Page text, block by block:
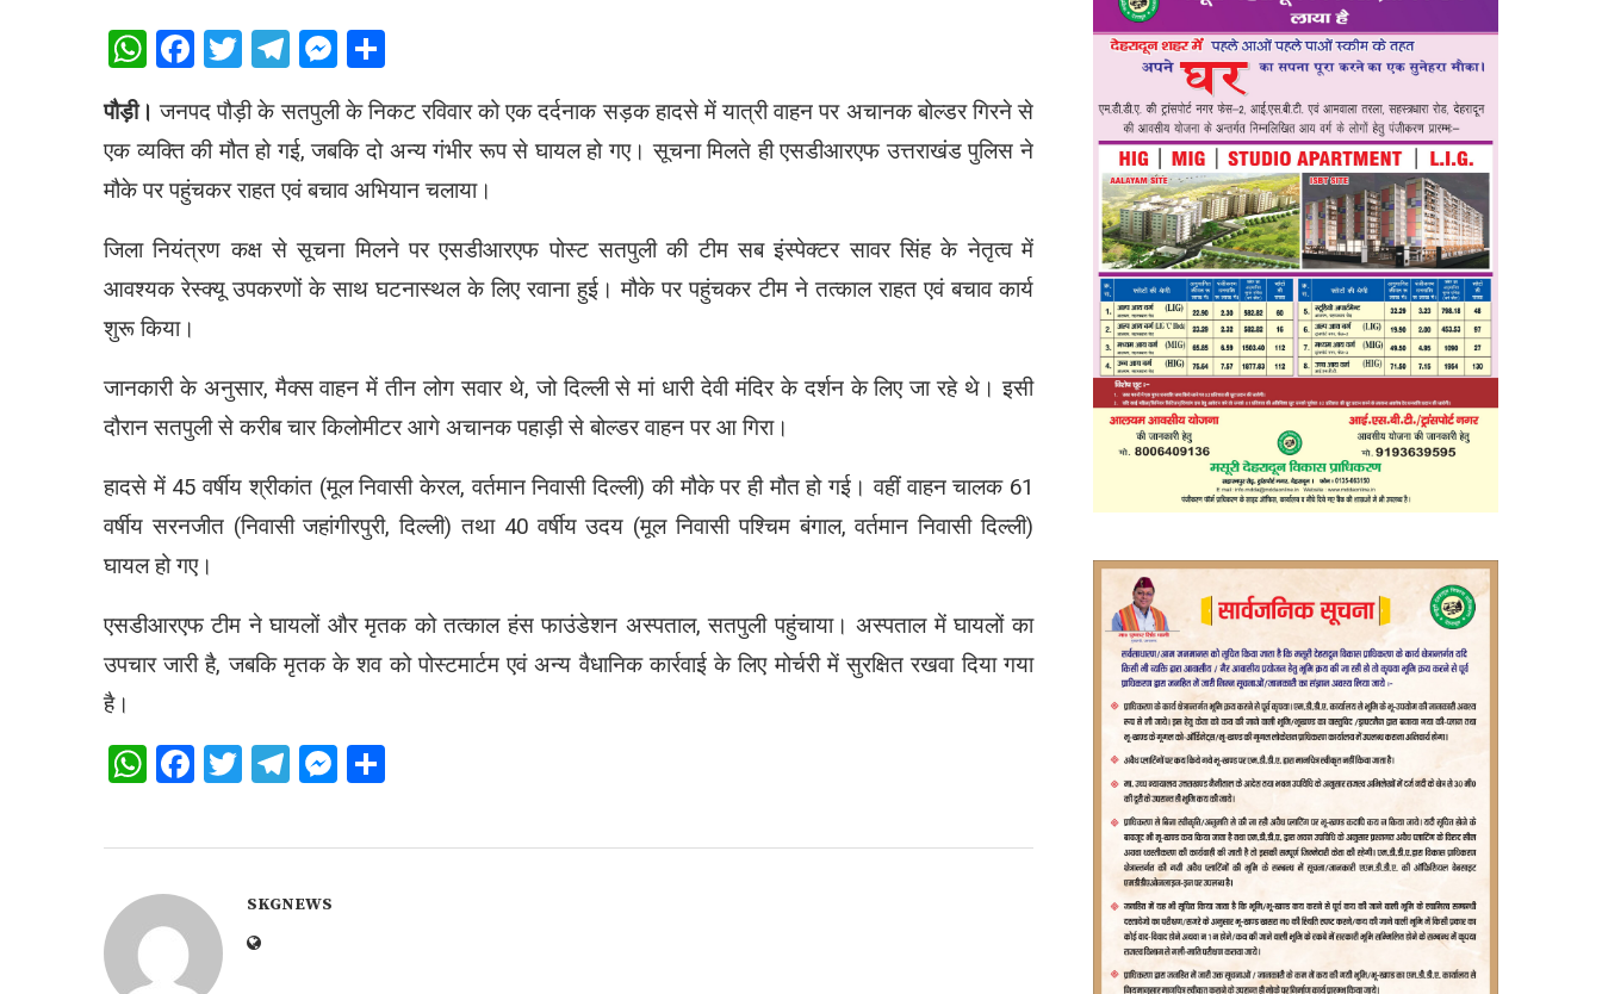
WhatsApp
Facebook
Twitter
Telegram
Messenger
पौड़ी।जनपद पौड़ी के सतपुली के निकट रविवार को एक दर्दनाक सड़क हादसे में यात्री वाहन पर अचानक बोल्डर गिरने से
एक व्यक्ति की मौत हो गई, जबकि दो अन्य गंभीर रूप से घायल हो गए। सूचना मिलते ही एसडीआरएफ उत्तराखंड पुलिस ने
मौके पर पहुंचकर राहत एवं बचाव अभियान चलाया।
जिला नियंत्रण कक्ष से सूचना मिलने पर एसडीआरएफ पोस्ट सतपुली की टीम सब इंस्पेक्टर सावर सिंह के नेतृत्व में
आवश्यक रेस्क्यू उपकरणों के साथ घटनास्थल के लिए रवाना हुई। मौके पर पहुंचकर टीम ने तत्काल राहत एवं बचाव कार्य
शुरू किया।
जानकारी के अनुसार, मैक्स वाहन में तीन लोग सवार थे, जो दिल्ली से मां धारी देवी मंदिर के दर्शन के लिए जा रहे थे। इसी
दौरान सतपुली से करीब चार किलोमीटर आगे अचानक पहाड़ी से बोल्डर वाहन पर आ गिरा।
हादसे में 45 वर्षीय श्रीकांत (मूल निवासी केरल, वर्तमान निवासी दिल्ली) की मौके पर ही मौत हो गई। वहीं वाहन चालक 61
वर्षीय सरनजीत (निवासी जहांगीरपुरी, दिल्ली) तथा 40 वर्षीय उदय (मूल निवासी पश्चिम बंगाल, वर्तमान निवासी दिल्ली)
घायल हो गए।
एसडीआरएफ टीम ने घायलों और मृतक को तत्काल हंस फाउंडेशन अस्पताल, सतपुली पहुंचाया। अस्पताल में घायलों का
उपचार जारी है, जबकि मृतक के शव को पोस्टमार्टम एवं अन्य वैधानिक कार्रवाई के लिए मोर्चरी में सुरक्षित रखवा दिया गया
है।
WhatsApp
Facebook
Twitter
Telegram
Messenger
SKGNEWS